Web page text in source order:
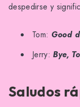
despedirse y
Tom: Good
Jerry:Bye,
Saludos